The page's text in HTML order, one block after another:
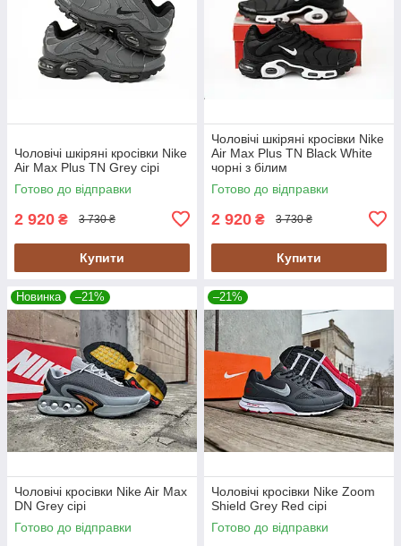
Чоловічі шкіряні кросівки Nike
Air Max Plus TN Grey сірі
Готово до відправки
2 920 ₴ 3 730 ₴
Купити
Чоловічі шкіряні кросівки Nike
Air Max Plus TN Black White
чорні з білим
Готово до відправки
2 920 ₴ 3 730 ₴
Купити
Новинка –21%
Чоловічі кросівки Nike Air Max
DN Grey сірі
Готово до відправки
–21%
Чоловічі кросівки Nike Zoom
Shield Grey Red сірі
Готово до відправки